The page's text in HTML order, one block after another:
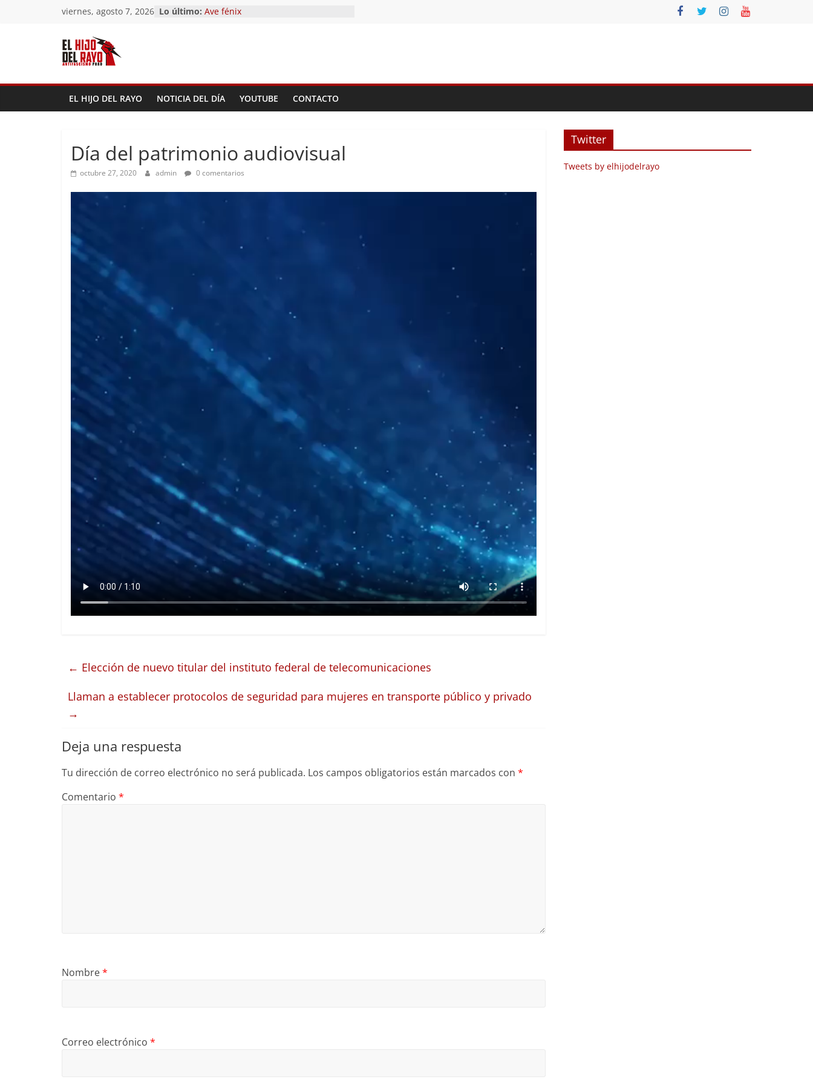
viernes, agosto 7, 2026 Lo último: Pandemonium)
EL HIJO DEL RAYO NOTICIA DEL DÍA YOUTUBE CONTACTO
Día del patrimonio audiovisual
octubre 27, 2020 admin 0 comentarios
← Elección de nuevo titular del instituto federal de telecomunicaciones
Llaman a establecer protocolos de seguridad para mujeres en transporte público y privado
→
Deja una respuesta
Tu dirección de correo electrónico no será publicada. Los campos obligatorios están marcados con *
Comentario *
Nombre*
Correo electrónico *
Twitter
Tweets by elhijodelrayo